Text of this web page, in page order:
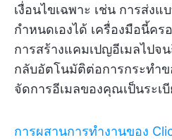
เงื่อนไขเฉพาะ เช่น การส่ง
กำหนดเองได้ เครื่องมือนี้ค
การสร้างแคมเปญอีเมลไปจ
กลับอัตโนมัติต่อการกระทำข
จัดการอีเมลของคุณเป็นระเ
การผสานการทำงานของ